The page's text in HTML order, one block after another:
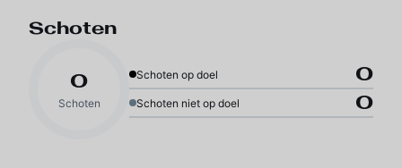
Schoten
0
Schoten
Schoten op doel 0
Schoten niet op doel 0